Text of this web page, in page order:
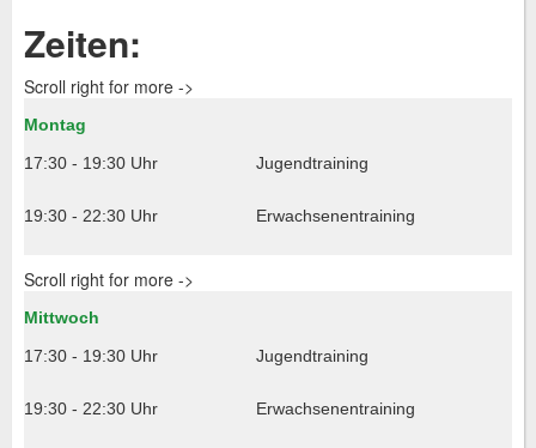
Zeiten:
Scroll right for more ->
Montag
17:30 - 19:30 Uhr
Jugendtraining
19:30 - 22:30 Uhr Erwachsenentraining
Scroll right for more ->
Mittwoch
17:30 - 19:30 Uhr
Jugendtraining
19:30 - 22:30 Uhr Erwachsenentraining